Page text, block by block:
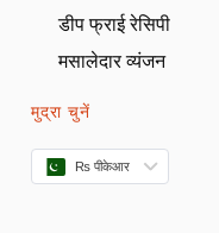
डीप फ्राई रेसिपी
मसालेदार व्यंजन
मुद्रा चुनें
₨ पीकेआर